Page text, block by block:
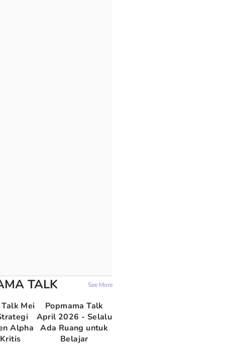
TALK See More
Mei
Alpha
Popmama Talk
April 2026 - Selalu
Ada Ruang untuk
Belajar